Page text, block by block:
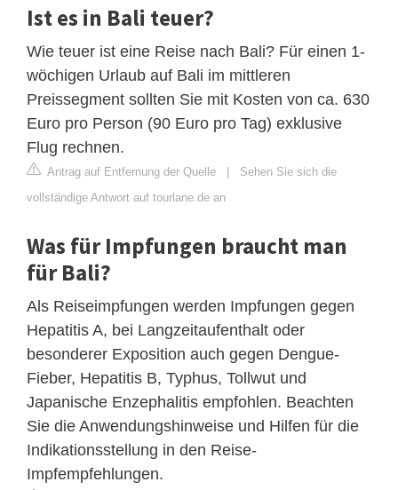
Ist es in Bali teuer?
Wie teuer ist eine Reise nach Bali? Für einen 1-
wöchigen Urlaub auf Bali im mittleren
Preissegment sollten Sie mit Kosten von ca. 630
Euro pro Person (90 Euro pro Tag) exklusive
Flug rechnen.
Antrag auf Entfernung der Quelle | Sehen Sie sich die
vollständige Antwort auf tourlane.de an
Was für Impfungen braucht man
für Bali?
Als Reiseimpfungen werden Impfungen gegen
Hepatitis A, bei Langzeitaufenthalt oder
besonderer Exposition auch gegen Dengue-
Fieber, Hepatitis B, Typhus, Tollwut und
Japanische Enzephalitis empfohlen. Beachten
Sie die Anwendungshinweise und Hilfen für die
Indikationsstellung in den Reise-
Impfempfehlungen.